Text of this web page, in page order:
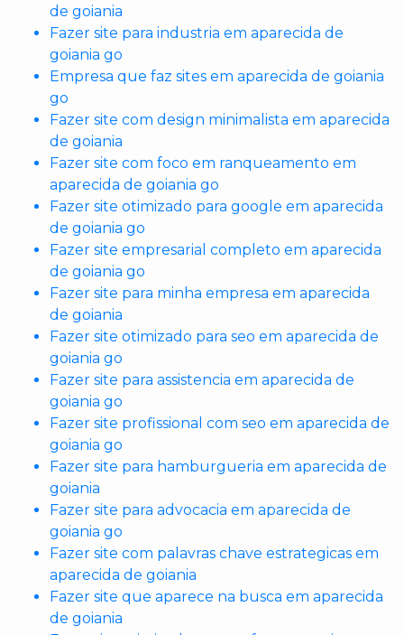
de goiania
Fazer site para industria em aparecida de
goiania go
Empresa que faz sites em aparecida de goiania
go
Fazer site com design minimalista em aparecida
de goiania
Fazer site com foco em ranqueamento em
aparecida de goiania go
Fazer site otimizado para google em aparecida
de goiania go
Fazer site empresarial completo em aparecida
de goiania go
Fazer site para minha empresa em aparecida
de goiania
Fazer site otimizado para seo em aparecida de
goiania go
Fazer site para assistencia em aparecida de
goiania go
Fazer site profissional com seo em aparecida de
goiania go
Fazer site para hamburgueria em aparecida de
goiania
Fazer site para advocacia em aparecida de
goiania go
Fazer site com palavras chave estrategicas em
aparecida de goiania
Fazer site que aparece na busca em aparecida
de goiania